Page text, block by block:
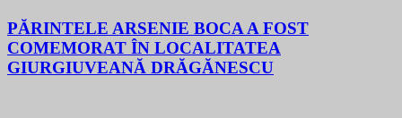
PĂRINTELE ARSENIE BOCA A FOST
COMEMORAT ÎN LOCALITATEA
GIURGIUVEANĂ DRĂGĂNESCU